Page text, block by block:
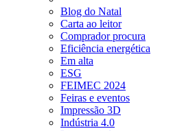
Blog do Natal
Carta ao leitor
Comprador procura
Eficiência energética
Em alta
ESG
FEIMEC 2024
Feiras e eventos
Impressão 3D
Indústria 4.0